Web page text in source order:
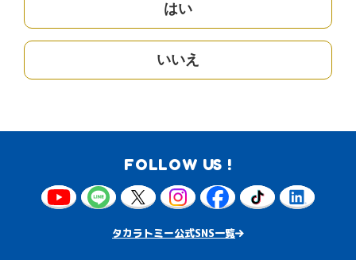
はい
いいえ
FOLLOW US !
タカラトミー公式SNS一覧